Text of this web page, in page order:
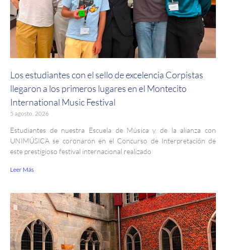
Los estudiantes con el sello de excelencia Corpistas
llegaron a los primeros lugares en el Montecito
International Music Festival
5 agosto, 2026
Estudiantes de nuestra Escuela de Música y de la alianza con
UNIMÚSICA se coronaron en el Concurso de Interpretación de
este prestigioso festival internacional realizado
Leer Más